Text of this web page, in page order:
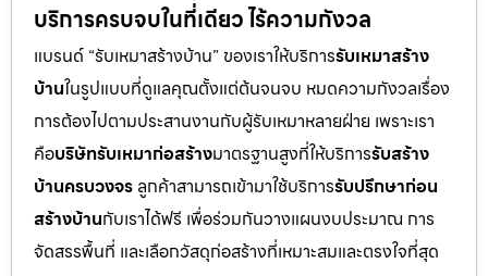
บริการครบจบในที่เดียว ไร้ความกังวล
แบรนด์ “รับเหมาสร้างบ้าน” ของเราให้บริการรับเหมาสร้าง
บ้านในรูปแบบที่ดูแลคุณตั้งแต่ต้นจนจบ หมดความกังวลเรื่อง
การต้องไปตามประสานงานกับผู้รับเหมาหลายฝ่าย เพราะเรา
คือบริษัทรับเหมาก่อสร้างมาตรฐานสูงที่ให้บริการรับสร้าง
บ้านครบวงจร ลูกค้าสามารถเข้ามาใช้บริการรับปรึกษาก่อน
สร้างบ้านกับเราได้ฟรี เพื่อร่วมกันวางแผนงบประมาณ การ
จัดสรรพื้นที่ และเลือกวัสดุก่อสร้างที่เหมาะสมและตรงใจที่สุด